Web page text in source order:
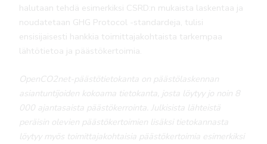
halutaan tehdä esimerkiksi CSRD:n mukaista laskentaa ja
noudatetaan GHG Protocol -standardeja, tulisi
ensisijaisesti hankkia toimittajakohtaista tarkempaa
lähtötietoa ja päästökertoimia.
OpenCO2net-päästötietokanta on päästölaskennan
asiantuntijoiden kokoama tietokanta, josta löytyy jo noin 8
000 ajantasaista päästökerrointa. Julkisista lähteistä
peräisin olevien päästökertoimien lisäksi tietokannasta
löytyy myös toimittajakohtaisia päästökertoimia esimerkiksi